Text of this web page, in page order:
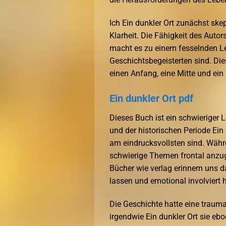
Ich Ein dunkler Ort zunächst
Klarheit. Die Fähigkeit des
macht es zu einem fesselnden
Geschichtsbegeisterten sind.
einen Anfang, eine Mitte und
Ein dunkler Ort pdf
Dieses Buch ist ein schwieriger
und der historischen Periode
am eindrucksvollsten sind.
schwierige Themen frontal
Bücher wie verlag erinnern uns
lassen und emotional involviert
Die Geschichte hatte eine
irgendwie Ein dunkler Ort sie